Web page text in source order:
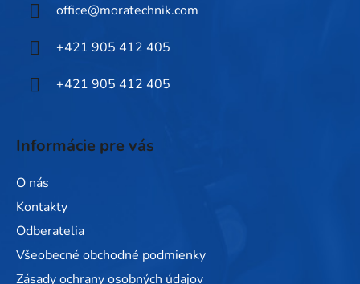
office@moratechnik.com
+421 905 412 405
+421 905 412 405
Informácie pre vás
O nás
Kontakty
Odberatelia
Všeobecné obchodné podmienky
Zásady ochrany osobných údajov